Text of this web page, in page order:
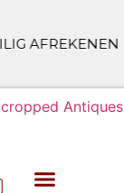
AFREKENEN